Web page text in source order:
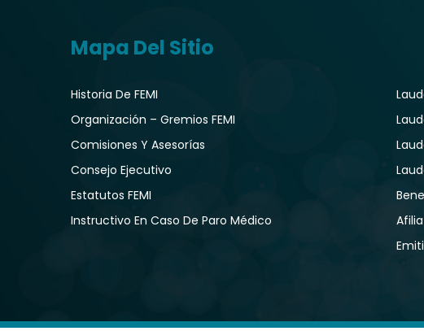
Mapa Del Sitio
Historia De FEMI
Organización – Gremios FEMI
Comisiones Y Asesorías
Consejo Ejecutivo
Estatutos FEMI
Instructivo En Caso De Paro Médico